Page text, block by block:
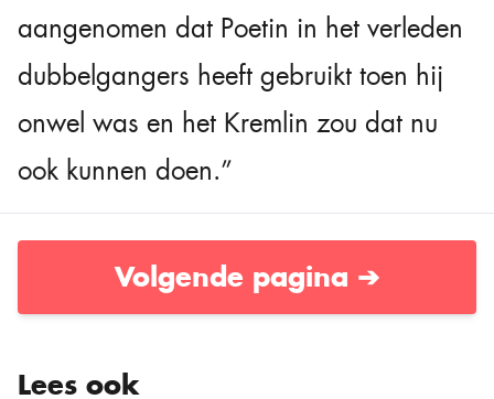
aangenomen dat Poetin in het verleden
dubbelgangers heeft gebruikt toen hij
onwel was en het Kremlin zou dat nu
ook kunnen doen.”
Volgende pagina ➔
Lees ook